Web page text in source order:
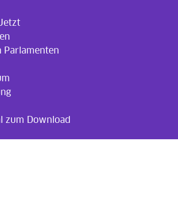
Parlamenten
zum Download